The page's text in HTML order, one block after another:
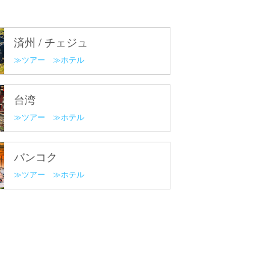
済州 / チェジュ
ツアー ホテル
台湾
ツアー ホテル
バンコク
ツアー ホテル